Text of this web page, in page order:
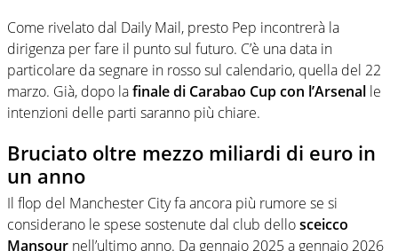
Come rivelato dal Daily Mail, presto Pep incontrerà la
dirigenza per fare il punto sul futuro. C’è una data in
particolare da segnare in rosso sul calendario, quella del 22
marzo. Già, dopo lafinale di Carabao Cup con l’Arsenal le
intenzioni delle parti saranno più chiare.
Bruciato oltre mezzo miliardi di euro in
un anno
Il flop del Manchester City fa ancora più rumore se si
considerano le spese sostenute dal club dellosceicco
Mansour nell’ultimo anno. Da gennaio 2025 a gennaio 2026